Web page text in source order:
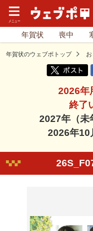
年賀状 喪中
年賀状のウェブポトップ
2026年
終了
2027年（未
2026年10